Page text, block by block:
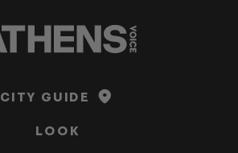
CITY GUIDE
LOOK